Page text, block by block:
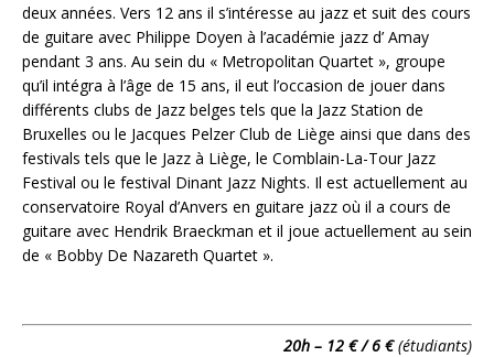
deux années. Vers 12 ans il s’intéresse au jazz et suit des cours
de guitare avec Philippe Doyen à l’académie jazz d’ Amay
pendant 3 ans. Au sein du « Metropolitan Quartet », groupe
qu’il intégra à l’âge de 15 ans, il eut l’occasion de jouer dans
différents clubs de Jazz belges tels que la Jazz Station de
Bruxelles ou le Jacques Pelzer Club de Liège ainsi que dans des
festivals tels que le Jazz à Liège, le Comblain-La-Tour Jazz
Festival ou le festival Dinant Jazz Nights. Il est actuellement au
conservatoire Royal d’Anvers en guitare jazz où il a cours de
guitare avec Hendrik Braeckman et il joue actuellement au sein
de « Bobby De Nazareth Quartet ».
20h – 12 € /6 €(étudiants)